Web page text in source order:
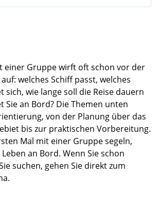
einer Gruppe wirft oft schon vor der
welches Schiff passt, welches
sich, wie lange soll die Reise dauern
Sie an Bord? Die Themen unten
von der Planung über das
bis zur praktischen Vorbereitung.
Mal mit einer Gruppe segeln,
an Bord. Wenn Sie schon
suchen, gehen Sie direkt zum